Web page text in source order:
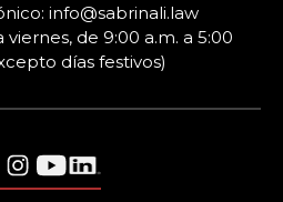
info@sabrinali.law
viernes, de 9:00 a.m. a 5:00
días festivos)